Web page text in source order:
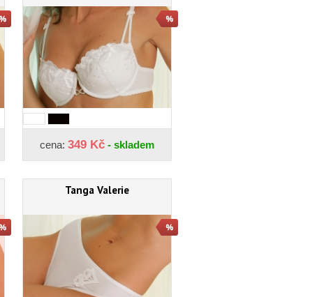
cena: 349 Kč - skladem
Tanga Valerie